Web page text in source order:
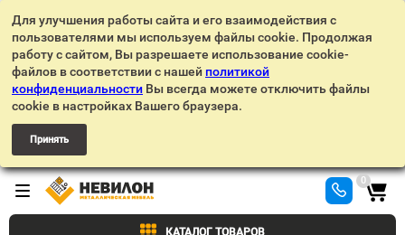
Для улучшения работы сайта и его взаимодействия с
пользователями мы используем файлы cookie. Продолжая
работу с сайтом, Вы разрешаете использование cookie-
файлов в соответствии с нашей политикой
конфиденциальности Вы всегда можете отключить файлы
cookie в настройках Вашего браузера.
Принять
КАТАЛОГ ТОВАРОВ
0